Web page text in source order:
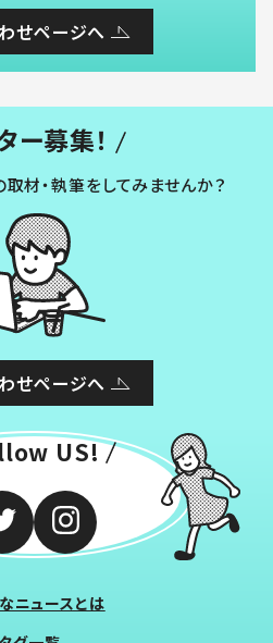
せページへ
ー募集！
材・執筆をしてみませんか？
せページへ
US!
ニュースとは